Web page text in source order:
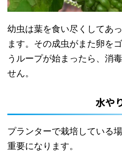
幼虫は葉を食い尽くしてあ
ます。その成虫がまた卵を
うループが始まったら、消
せん。
水や
プランターで栽培している
重要になります。